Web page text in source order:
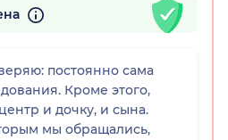
постоянно сама
Кроме этого,
и дочку, и сына.
мы обращались,